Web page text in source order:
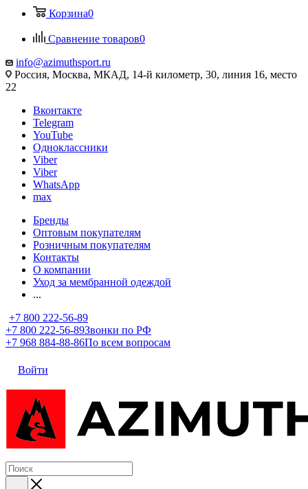
Корзина0
Сравнение товаров0
info@azimuthsport.ru
Россия, Москва, МКАД, 14-й километр, 30, линия 16, место
22
Вконтакте
Telegram
YouTube
Одноклассники
Viber
Viber
WhatsApp
max
Бренды
Оптовым покупателям
Розничным покупателям
Контакты
О компании
Уход за мембранной одеждой
...
+7 800 222-56-89
+7 800 222-56-89Звонки по РФ
+7 968 884-88-86По всем вопросам
Войти